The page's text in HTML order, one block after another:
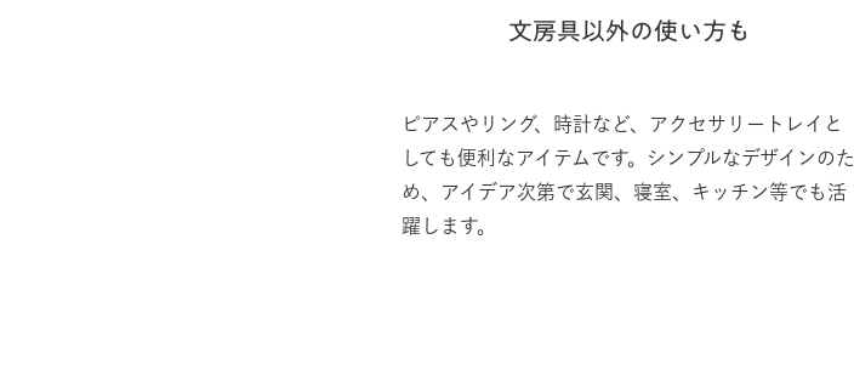
文房具以外の使い方も
ピアスやリング、時計など、アクセサリートレイと
しても便利なアイテムです。シンプルなデザインのた
め、アイデア次第で玄関、寝室、キッチン等でも活
躍します。